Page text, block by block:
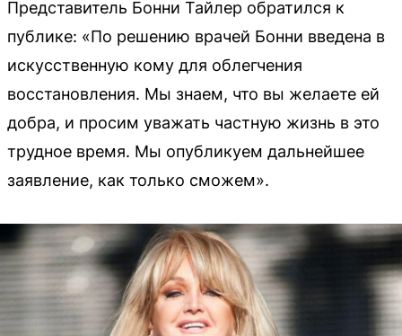
Представитель Бонни Тайлер обратился к
публике: «По решению врачей Бонни введена в
искусственную кому для облегчения
восстановления. Мы знаем, что вы желаете ей
добра, и просим уважать частную жизнь в это
трудное время. Мы опубликуем дальнейшее
заявление, как только сможем».